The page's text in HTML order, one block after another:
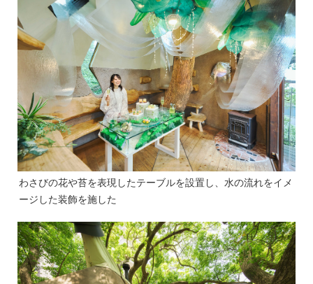
わさびの花や苔を表現したテーブルを設置し、水の流れをイメ
ージした装飾を施した